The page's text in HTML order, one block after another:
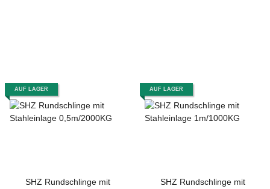
AUF LAGER
SHZ Rundschlinge mit
AUF LAGER
SHZ Rundschlinge mit